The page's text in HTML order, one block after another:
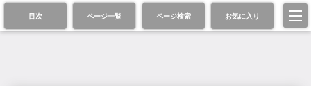
目次 ページ一覧 ページ検索 お気に入り